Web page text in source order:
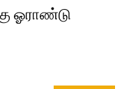
ஓராண்டு